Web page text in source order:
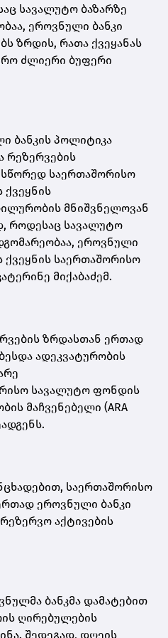
სავალუტო ბაზარზე
ეროვნული ბანკი
ზრდის, რათა ქვეყანას
ძლიერი ბუფერი
ბანკის პოლიტიკა
რეზერვების
სწორედ საერთაშორისო
ქვეყნის
მნიშვნელოვან
როდესაც სავალუტო
ეროვნული
ქვეყნის საერთაშორისო
მიქაბაძემ.
ზრდასთან ერთად
ადეკვატურობის
სავალუტო ფონდის
მაჩვენებელი (ARA
საერთაშორისო
ეროვნული ბანკი
აქტივების
ბანკმა დამატებით
ღირებულების
შედეგად, დღეის